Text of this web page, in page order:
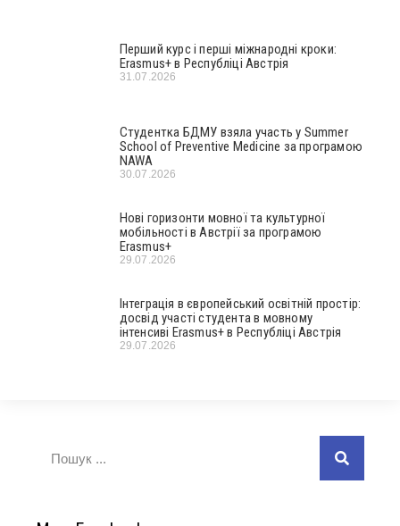
Перший курс і перші міжнародні кроки:
Erasmus+ в Республіці Австрія
31.07.2026
Студентка БДМУ взяла участь у Summer
School of Preventive Medicine за програмою
NAWA
30.07.2026
Нові горизонти мовної та культурної
мобільності в Австрії за програмою
Erasmus+
29.07.2026
Інтеграція в європейський освітній простір:
досвід участі студента в мовному
інтенсиві Erasmus+ в Республіці Австрія
29.07.2026